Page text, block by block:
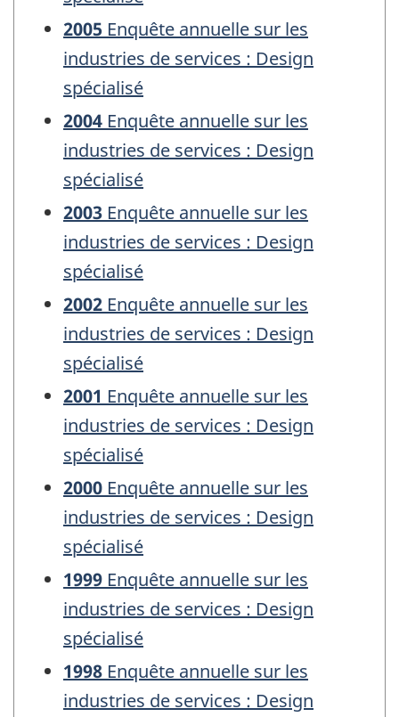
2005 Enquête annuelle sur les
industries de services : Design
spécialisé
2004 Enquête annuelle sur les
industries de services : Design
spécialisé
2003 Enquête annuelle sur les
industries de services : Design
spécialisé
2002 Enquête annuelle sur les
industries de services : Design
spécialisé
2001 Enquête annuelle sur les
industries de services : Design
spécialisé
2000 Enquête annuelle sur les
industries de services : Design
spécialisé
1999 Enquête annuelle sur les
industries de services : Design
spécialisé
1998 Enquête annuelle sur les
industries de services : Design